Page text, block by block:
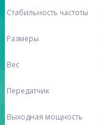
Стабильность частоты
Размеры
Вес
Передатчик
Выходная мощность